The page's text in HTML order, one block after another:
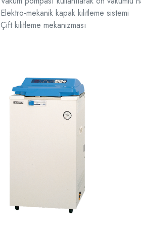
Elektro-mekanik kapak kilitleme sistemi
Çift kilitleme mekanizması